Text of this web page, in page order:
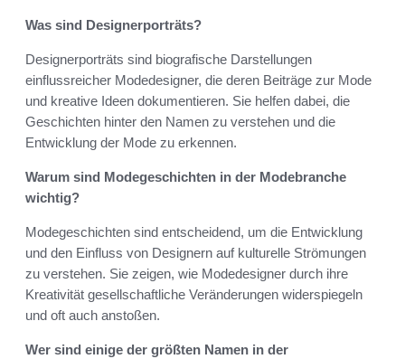
Was sind Designerporträts?
Designerporträts sind biografische Darstellungen
einflussreicher Modedesigner, die deren Beiträge zur Mode
und kreative Ideen dokumentieren. Sie helfen dabei, die
Geschichten hinter den Namen zu verstehen und die
Entwicklung der Mode zu erkennen.
Warum sind Modegeschichten in der Modebranche
wichtig?
Modegeschichten sind entscheidend, um die Entwicklung
und den Einfluss von Designern auf kulturelle Strömungen
zu verstehen. Sie zeigen, wie Modedesigner durch ihre
Kreativität gesellschaftliche Veränderungen widerspiegeln
und oft auch anstoßen.
Wer sind einige der größten Namen in der